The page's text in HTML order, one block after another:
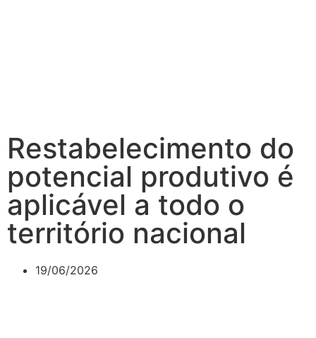
Restabelecimento do
potencial produtivo é
aplicável a todo o
território nacional
19/06/2026